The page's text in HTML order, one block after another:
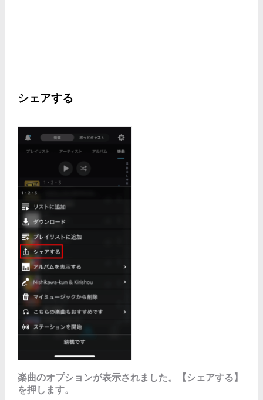
シェアする
楽曲のオプションが表示されました。【シェアする】
を押します。